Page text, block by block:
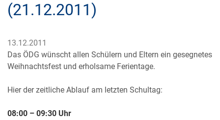
(21.12.2011)
13.12.2011
Das ÖDG wünscht allen Schülern und Eltern ein gesegnetes
Weihnachtsfest und erholsame Ferientage.
Hier der zeitliche Ablauf am letzten Schultag:
08:00 – 09:30 Uhr